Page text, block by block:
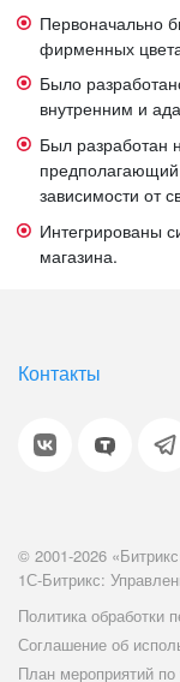
Первоначально
фирменных
Было
внутренним и
Был разработан
зависимости от
Интегрированы
магазина.
Контакты
© 2001-2026
1С-Битрикс:
Политика обработки
Соглашение об
План мероприятий